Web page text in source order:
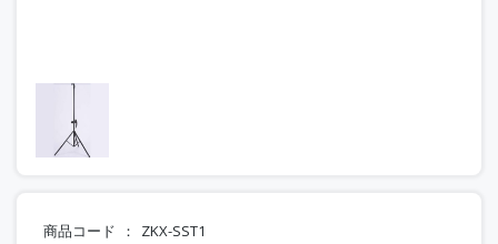
商品コード ZKX-SST1